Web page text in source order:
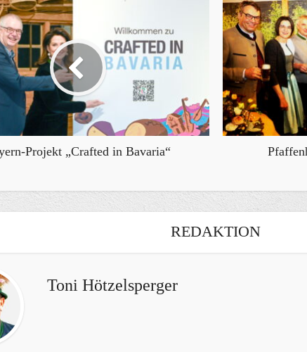
Projekt „Crafted in Bavaria“
REDAKTION
Toni Hötzelsperger